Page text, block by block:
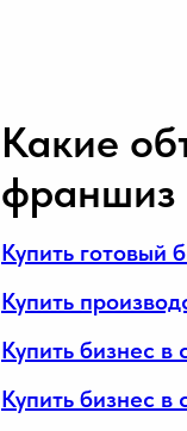
Какие
франшиз
Купить готовый
Купить
Купить бизнес в
Купить бизнес